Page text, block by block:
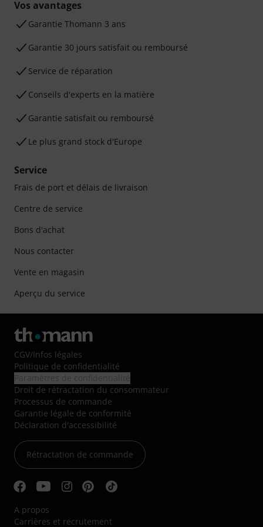
Vos avantages
Ga­ran­tie Thomann 3 ans
Garantie 30 jours satisfait ou remboursé
Service de réparation
Conseils d'experts en la matière
Garantie satisfait ou remboursé
Le plus grand stock d'Europe
Service
Frais de port et délais de livraison
Centre de service
Bons d'achat
Nous contacter
Vente en magasin
Aperçu du service
CGV/Infos légales
Politique de confidentialité
Droit de rétractation du consommateur
Processus de commande
Garantie légale de conformité
Déclaration d'accessibilité
Rétractation de commande
A propos
Carrières et recrutement